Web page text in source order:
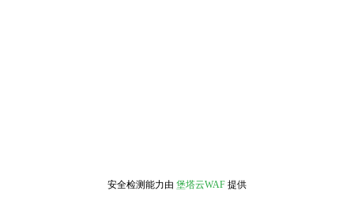
安全检测能力由 堡塔云WAF 提供